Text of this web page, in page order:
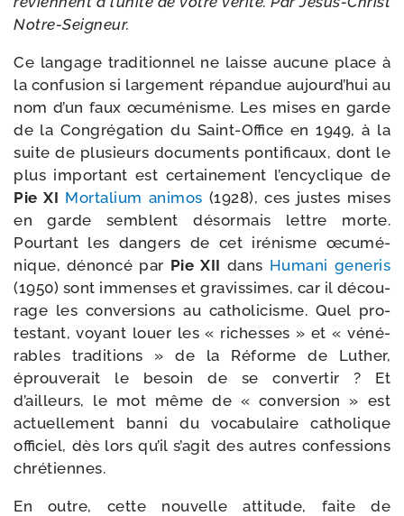
Notre-Seigneur.
Ce lan­gage tra­di­tion­nel ne laisse aucune place à
la confu­sion si lar­ge­ment répan­due aujourd’hui au
nom d’un faux œcu­mé­nisme. Les mises en garde
de la Congrégation du Saint-​Office en 1949, à la
suite de plu­sieurs docu­ments pon­ti­fi­caux, dont le
plus impor­tant est cer­tai­ne­ment l’encyclique de
Pie XI Mortalium ani­mos (1928), ces justes mises
en garde semblent désor­mais lettre morte.
Pourtant les dan­gers de cet iré­nisme œcu­mé­
nique, dénon­cé par Pie XII dans Humani gene­ris
(1950) sont immenses et gra­vis­simes, car il décou­
rage les conver­sions au catho­li­cisme. Quel pro­
tes­tant, voyant louer les « richesses » et « véné­
rables tra­di­tions » de la Réforme de Luther,
éprou­ve­rait le besoin de se conver­tir ? Et
d’ailleurs, le mot même de « conver­sion » est
actuel­le­ment ban­ni du voca­bu­laire catho­lique
offi­ciel, dès lors qu’il s’agit des autres confes­sions
chrétiennes.
En outre, cette nou­velle atti­tude, faite de